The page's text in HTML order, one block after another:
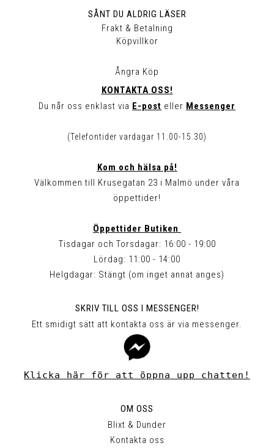
SÅNT DU ALDRIG LÄSER
Frakt & Betalning
Köpvillkor
Ångra Köp
KONTAKTA OSS!
Du når oss enklast via E-post eller Messenger
(Telefontider vardagar 11.00-15.30)
Kom och hälsa på!
Välkommen till Krusegatan 23 i Malmö under våra
öppettider!
Öppettider Butiken
Tisdagar och Torsdagar: 16:00 - 19:00
Lördag: 11:00 - 14:00
Helgdagar: Stängt (om inget annat anges)
SKRIV TILL OSS I MESSENGER!
Ett smidigt sätt att kontakta oss är via messenger.
Klicka här för att öppna upp chatten!
OM OSS
Blixt & Dunder
Kontakta oss